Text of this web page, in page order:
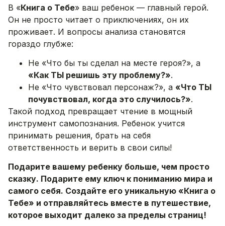
В «Книга о Тебе» ваш ребенок — главный герой.
Он не просто читает о приключениях, он их
проживает. И вопросы анализа становятся
гораздо глубже:
Не «Что бы ты сделал на месте героя?», а
«Как ТЫ решишь эту проблему?».
Не «Что чувствовал персонаж?», а «Что ТЫ
почувствовал, когда это случилось?».
Такой подход превращает чтение в мощный
инструмент самопознания. Ребенок учится
принимать решения, брать на себя
ответственность и верить в свои силы!
Подарите вашему ребенку больше, чем просто
сказку. Подарите ему ключ к пониманию мира и
самого себя. Создайте его уникальную «Книга о
Тебе» и отправляйтесь вместе в путешествие,
которое выходит далеко за пределы страниц!